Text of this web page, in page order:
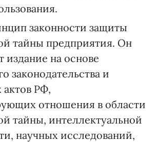
законности защиты
тайны предприятия. Он
издание на основе
законодательства и
актов РФ,
отношения в области
тайны, интеллектуальной
научных исследований,